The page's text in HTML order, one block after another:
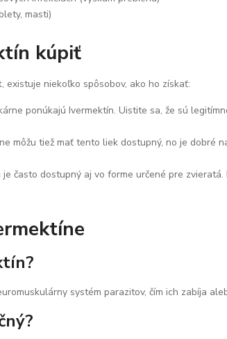
masti)
kúpiť
, existuje niekoľko spôsobov, ako ho získať:
ponúkajú Ivermektín. Uistite sa, že sú
môžu tiež mať tento liek dostupný, no je dobré
je často dostupný aj vo forme určené pre
systém parazitov, čím ich zabíja